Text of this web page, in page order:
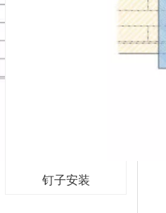
钉子安装